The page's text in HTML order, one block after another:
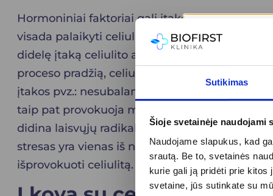
Sutikimas
Šioje svetainėje naudojami
Naudojame slapukus, kad
srautą. Be to, svetainės
kurie gali ją pridėti prie kitos
svetaine, jūs sutinkate su
Hormoniniai faktoriai gali įtakoti celiulito
visada palaikyti celiulitą. Hormonai tiesiogiai
didelę įtaką celiulito atsiradimui ir būklei.
proceso pradžią, celiulito progresavimo greitį,
įtakos pvz.: nesubalansuota mityba su
taip pat provokuoja mikrocirckuliacijos
didina laisvųjų radikalų susidarymą. Alkoholis
stresas yra vienas iš nutukimą
išprovokuoti celiulitą.